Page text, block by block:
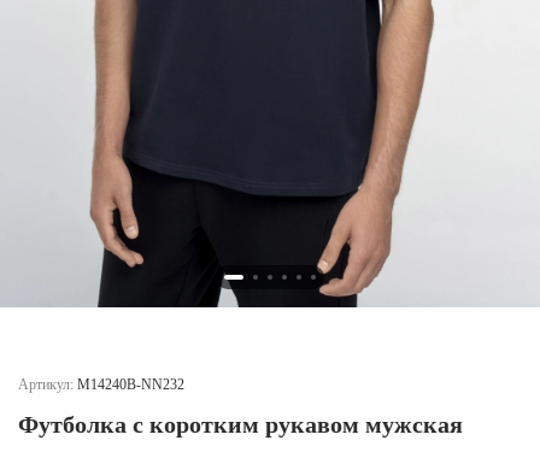
Самарская область (1)
Санкт-Петербург и ЛО (3)
Свердловская область (5)
Северная Осетия (2)
Смоленская область (1)
Ставропольский край (5)
Томская область (1)
Тульская область (1)
Тюменская область (3)
Артикул: М14240B-NN232
Футболка с коротким рукавом мужская